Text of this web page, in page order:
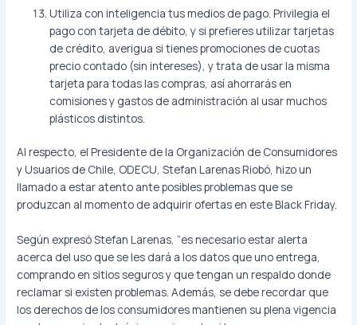
Utiliza con inteligencia tus medios de pago. Privilegia el
pago con tarjeta de débito, y si prefieres utilizar tarjetas
de crédito, averigua si tienes promociones de cuotas
precio contado (sin intereses), y trata de usar la misma
tarjeta para todas las compras, así ahorrarás en
comisiones y gastos de administración al usar muchos
plásticos distintos.
Al respecto, el Presidente de la Organización de Consumidores
y Usuarios de Chile, ODECU, Stefan Larenas Riobó, hizo un
llamado a estar atento ante posibles problemas que se
produzcan al momento de adquirir ofertas en este Black Friday.
Según expresó Stefan Larenas, “es necesario estar alerta
acerca del uso que se les dará a los datos que uno entrega,
comprando en sitios seguros y que tengan un respaldo donde
reclamar si existen problemas. Además, se debe recordar que
los derechos de los consumidores mantienen su plena vigencia